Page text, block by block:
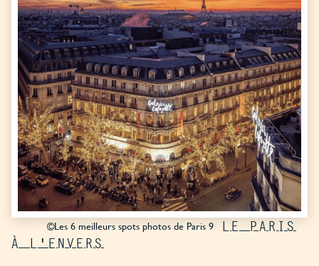
©Les 6 meilleurs spots photos de Paris 9
LE PARIS
À L'ENVERS